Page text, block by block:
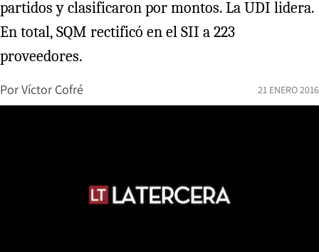
partidos y clasificaron por montos. La UDI lidera.
En total, SQM rectificó en el SII a 223
proveedores.
PorVíctor Cofré 21 ENERO 2016